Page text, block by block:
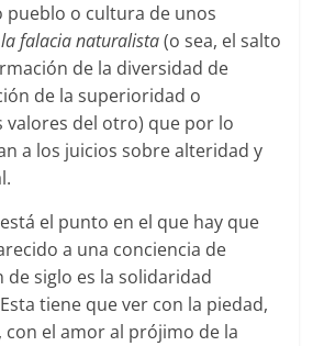
o cultura de unos
la falacia naturalista(o sea, el salto
de la diversidad de
de la superioridad o
del otro) que por lo
a los juicios sobre alteridad y
el punto en el que hay que
a una conciencia de
de siglo es la solidaridad
tiene que ver con la piedad,
con el amor al prójimo de la